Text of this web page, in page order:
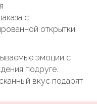
с
открытки
эмоции с
подруге.
вкус подарят